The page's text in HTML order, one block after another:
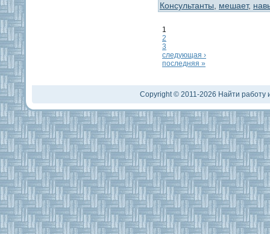
Консультанты
мешает,
1
2
3
следующая ›
последняя »
Copyright © 2011-2026 Найти работу